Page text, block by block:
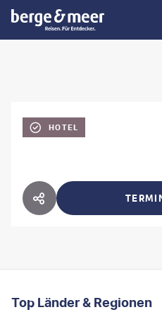
HOTEL
HOTEL TEILEN
Footer navigation
Top Länder & Regionen